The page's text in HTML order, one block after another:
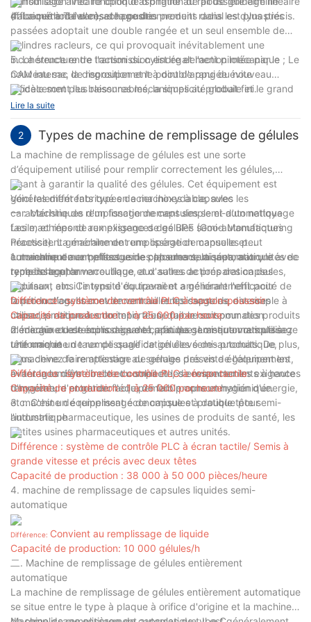
(fabriqué à Taiwan), et le positionnement radial est plus précis.
efficacement l'excès de poudre.
4. La méthode d'ensachage des produits dans les dynasties
passées adoptait une double rangée et un seul ensemble de
cylindres racleurs, ce qui provoquait inévitablement une
incohérence entre l'action du cylindre et l'action mécanique ; Le
nouveau sac de regroupement à double rangée évite
efficacement les blessures mécaniques au produit fini.
5. La structure de transmission est également pilotée par le
CAM interne, la disposition et le point d'appui du nouveau
modèle sont plus raisonnables, la simplicité globale et le grand
espace de maintenance ; Le support de roulement de broche
résistance globale du cadre et contrôle efficacement les
vibrations provoquées par le processus de remplissage de
poudre.
Lire la suite
2 Types de machine de remplissage de gélules
La machine de remplissage de gélules est une sorte
d’équipement utilisé pour remplir correctement les gélules,
visant à garantir la qualité des gélules. Cet équipement est
généralement fabriqué en acier inoxydable, avec les
caractéristiques d'un fonctionnement simple et d'un nettoyage
facile, et répond aux exigences des BPF (Good Manufacturing
Practice). La machine de remplissage de capsules peut
automatiquement effectuer le placement, la séparation, le
remplissage, le verrouillage et d'autres actions des capsules,
réduisant ainsi l'intensité du travail et améliorant l'efficacité de
la production. Ils conviennent au remplissage de diverses
capsules nationales ou importées, que ce soit pour des produits
médicaux ou de soins de santé, afin de garantir un remplissage
uniforme et un taux de qualification élevé des produits. De plus,
la machine de remplissage de gélules présente également les
avantages d'être belle et compacte, de respecter les exigences
d'hygiène, d'entretien facile, de faible consommation d'énergie,
etc. C'est un équipement économique et pratique pour
l'industrie pharmaceutique, les usines de produits de santé, les
petites usines pharmaceutiques et autres unités.
Voici les différents types de machines à capsules
一：Machine de remplissage de capsules semi-automatique
Les machines de remplissage de gélules semi-automatiques
nécessitent généralement une opération manuelle et
conviennent aux petites usines pharmaceutiques, aux unités de
recherche pharmaceutique, aux salles de préparation des
hôpitaux, etc. ‌Ce type d'équipement a généralement pour
fonction d'agencer et de verrouiller les capsules, est simple à
utiliser, pratique à entretenir, a une faible consommation
d'énergie et est économique et pratique. ‌Lorsque vous utilisez
une machine de remplissage de gélules semi-automatique,
vous devez faire attention au serrage des vis de l'équipement,
éviter la lumière directe du soleil et les environnements à haute
température et garder l'équipement propre et hygiénique. ‌
1. machine de remplissage de capsules semi-automatique avec
type de bouton
Différence : système de contrôle PLC à bouton-poussoir
Capacité de production : 1 à 25 000 par heure
2. machine de remplissage de capsules semi-automatique à
tête unique
Différence : système de contrôle PLC à écran tactile
Capacité de production : 1 à 25 000 par heure
3. machine de remplissage de capsules à double tête semi-
automatique
Différence : système de contrôle PLC à écran tactile/ Semis à
grande vitesse et précis avec deux têtes
Capacité de production : 38 000 à 50 000 pièces/heure
4. machine de remplissage de capsules liquides semi-
automatique
Différence: Convient au remplissage de liquide
Capacité de production: 10 000 gélules/h
二. Machine de remplissage de gélules entièrement
automatique
La machine de remplissage de gélules entièrement automatique
se situe entre le type à plaque à orifice d'origine et la machine